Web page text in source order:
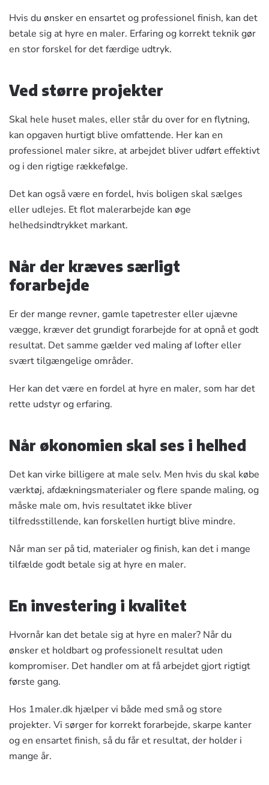
Hvis du ønsker en ensartet og professionel finish, kan det
betale sig at hyre en maler. Erfaring og korrekt teknik gør
en stor forskel for det færdige udtryk.
Ved større projekter
Skal hele huset males, eller står du over for en flytning,
kan opgaven hurtigt blive omfattende. Her kan en
professionel maler sikre, at arbejdet bliver udført effektivt
og i den rigtige rækkefølge.
Det kan også være en fordel, hvis boligen skal sælges
eller udlejes. Et flot malerarbejde kan øge
helhedsindtrykket markant.
Når der kræves særligt
forarbejde
Er der mange revner, gamle tapetrester eller ujævne
vægge, kræver det grundigt forarbejde for at opnå et godt
resultat. Det samme gælder ved maling af lofter eller
svært tilgængelige områder.
Her kan det være en fordel at hyre en maler, som har det
rette udstyr og erfaring.
Når økonomien skal ses i helhed
Det kan virke billigere at male selv. Men hvis du skal købe
værktøj, afdækningsmaterialer og flere spande maling, og
måske male om, hvis resultatet ikke bliver
tilfredsstillende, kan forskellen hurtigt blive mindre.
Når man ser på tid, materialer og finish, kan det i mange
tilfælde godt betale sig at hyre en maler.
En investering i kvalitet
Hvornår kan det betale sig at hyre en maler? Når du
ønsker et holdbart og professionelt resultat uden
kompromiser. Det handler om at få arbejdet gjort rigtigt
første gang.
Hos 1maler.dk hjælper vi både med små og store
projekter. Vi sørger for korrekt forarbejde, skarpe kanter
og en ensartet finish, så du får et resultat, der holder i
mange år.